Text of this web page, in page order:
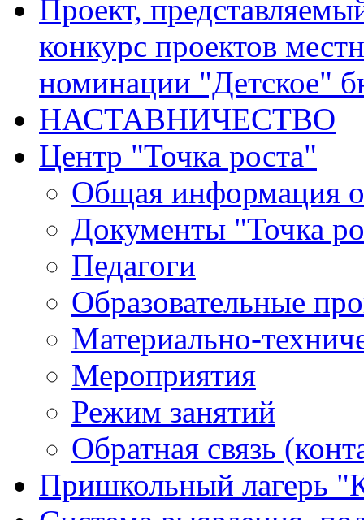
Проект,
конкурс проектов
номинации "Детское"
НАСТАВНИЧЕСТВО
Центр "Точка роста"
Общая информация о
Документы "Точка
Педагоги
Образовательные
Материально-
Мероприятия
Режим занятий
Обратная связь
Пришкольный лагерь